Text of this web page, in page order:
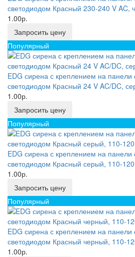
светодиодом Красный 230-240 V AC,
1.00р.
Запросить цену
Популярный
EDG сирена с креплением на панели
светодиодом Красный 24 V AC/DC,
1.00р.
Запросить цену
Популярный
EDG сирена с креплением на панели
светодиодом Красный серый, 110-
1.00р.
Запросить цену
Популярный
EDG сирена с креплением на панели
светодиодом Красный черный, 110-
1.00р.